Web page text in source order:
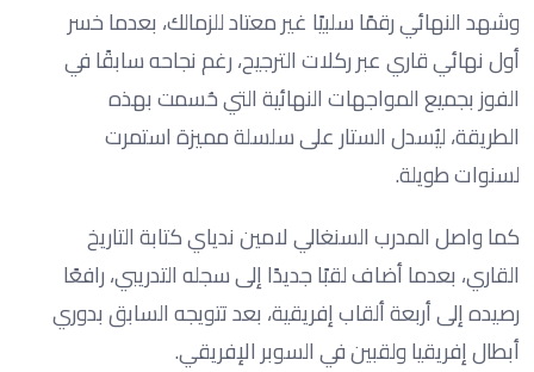
وشهد النهائي رقمًا سلبيًا غير معتاد للزمالك، بعدما خسر
أول نهائي قاري عبر ركلات الترجيح، رغم نجاحه سابقًا في
الفوز بجميع المواجهات النهائية التي حُسمت بهذه
الطريقة، ليُسدل الستار على سلسلة مميزة استمرت
لسنوات طويلة.
كما واصل المدرب السنغالي لامين ندياي كتابة التاريخ
القاري، بعدما أضاف لقبًا جديدًا إلى سجله التدريبي، رافعًا
رصيده إلى أربعة ألقاب إفريقية، بعد تتويجه السابق بدوري
أبطال إفريقيا ولقبين في السوبر الإفريقي.